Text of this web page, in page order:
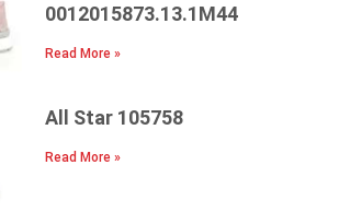
0012015873.13.1Μ44
Read More »
All Star 105758
Read More »